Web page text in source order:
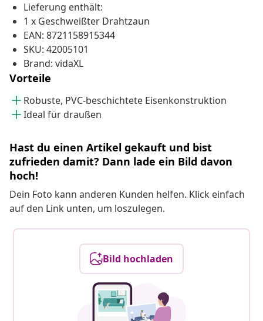
Lieferung enthält:
1 x Geschweißter Drahtzaun
EAN: 8721158915344
SKU: 42005101
Brand: vidaXL
Vorteile
Robuste, PVC-beschichtete Eisenkonstruktion
Ideal für draußen
Hast du einen Artikel gekauft und bist
zufrieden damit? Dann lade ein Bild davon
hoch!
Dein Foto kann anderen Kunden helfen. Klick einfach
auf den Link unten, um loszulegen.
Bild hochladen